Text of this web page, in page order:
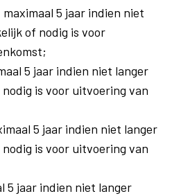
5 jaar indien niet
of nodig is voor
5 jaar indien niet langer
is voor uitvoering van
5 jaar indien niet langer
is voor uitvoering van
5 jaar indien niet langer